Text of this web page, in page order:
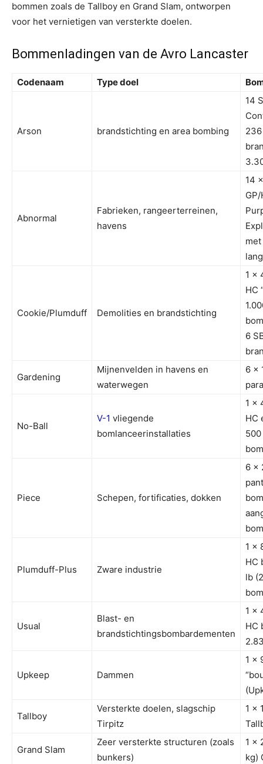
bommen zoals de Tallboy en Grand Slam, ontworpen
voor het vernietigen van versterkte doelen.
Bommenladingen van de Avro Lancaster
Codenaam Type doel
Arson brandstichting en area bombing
14
Abnormal
Fabrieken, rangeerterreinen,
havens
14
Cookie/Plumduff Demolities en brandstichting
1 x
HC
6
Gardening
Mijnenvelden in havens en
waterwegen
6 x
No-Ball
V-1 vliegende
bomlanceerinstallaties
1 x
HC
Piece Schepen, fortificaties, dokken
6 x
Plumduff-Plus Zware industrie
1 x
HC
lb
Usual
Blast- en
brandstichtingsbombardementen
1 x
HC
Upkeep Dammen
1 x
Tallboy
Versterkte doelen, slagschip
Tirpitz
1 x
Grand Slam
Zeer versterkte structuren (zoals
bunkers)
1 x
kg)